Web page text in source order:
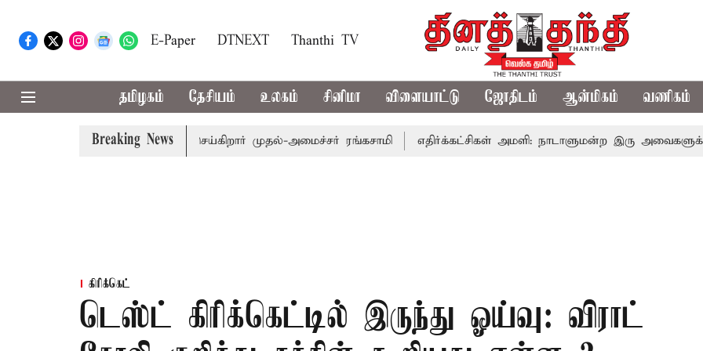
E-Paper DTNEXT Thanthi TV
தமிழகம் தேசியம் உலகம் சினிமா விளையாட்டு ஜோதிடம் ஆன்மிகம் வணிகம்
Breaking News
தேதி பட்ஜெட் தாக்கல் செய்கிறார் முதல்-அமைச்சர் ரங்கசாமி எதிர்க்கட்சிகள் அமளி: நாடாளுமன்ற இரு அவைகளுக்கும்
கிரிக்கெட்
டெஸ்ட் கிரிக்கெட்டில் இருந்து ஓய்வு: விராட்